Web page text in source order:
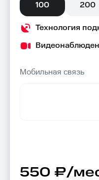
100 200
Технология
Мобильная связь
550 ₽/